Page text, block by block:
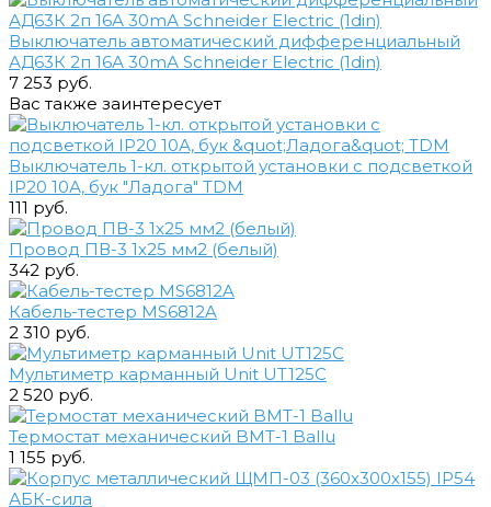
Выключатель автоматический дифференциальный
АД63К 2п 16А 30mА Schneider Electric (1din)
7 253 руб.
Вас также заинтересует
Выключатель 1-кл. открытой установки с подсветкой
IP20 10А, бук "Ладога" TDM
111 руб.
Провод ПВ-3 1х25 мм2 (белый)
342 руб.
Кабель-тестер MS6812A
2 310 руб.
Мультиметр карманный Unit UT125C
2 520 руб.
Термостат механический BMT-1 Ballu
1 155 руб.